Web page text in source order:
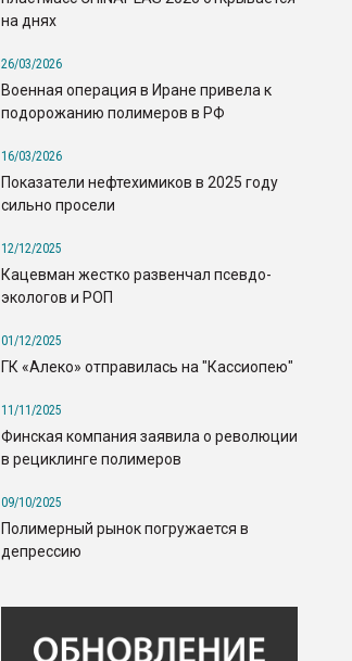
на днях
26/03/2026
Военная операция в Иране привела к
подорожанию полимеров в РФ
16/03/2026
Показатели нефтехимиков в 2025 году
сильно просели
12/12/2025
Кацевман жестко развенчал псевдо-
экологов и РОП
01/12/2025
ГК «Алеко» отправилась на "Кассиопею"
11/11/2025
Финская компания заявила о революции
в рециклинге полимеров
09/10/2025
Полимерный рынок погружается в
депрессию